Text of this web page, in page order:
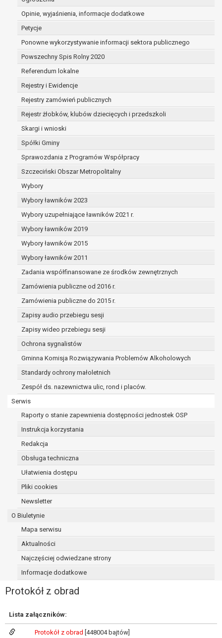
Opinie, wyjaśnienia, informacje dodatkowe
Petycje
Ponowne wykorzystywanie informacji sektora publicznego
Powszechny Spis Rolny 2020
Referendum lokalne
Rejestry i Ewidencje
Rejestry zamówień publicznych
Rejestr żłobków, klubów dziecięcych i przedszkoli
Skargi i wnioski
Spółki Gminy
Sprawozdania z Programów Współpracy
Szczeciński Obszar Metropolitalny
Wybory
Wybory ławników 2023
Wybory uzupełniające ławników 2021 r.
Wybory ławników 2019
Wybory ławników 2015
Wybory ławników 2011
Zadania współfinansowane ze środków zewnętrznych
Zamówienia publiczne od 2016 r.
Zamówienia publiczne do 2015 r.
Zapisy audio przebiegu sesji
Zapisy wideo przebiegu sesji
Ochrona sygnalistów
Gminna Komisja Rozwiązywania Problemów Alkoholowych
Standardy ochrony małoletnich
Zespół ds. nazewnictwa ulic, rond i placów.
Serwis
Raporty o stanie zapewnienia dostępności jednostek OSP
Instrukcja korzystania
Redakcja
Obsługa techniczna
Ułatwienia dostępu
Pliki cookies
Newsletter
O Biuletynie
Mapa serwisu
Aktualności
Najczęściej odwiedzane strony
Informacje dodatkowe
Protokół z obrad
Lista załączników:
Protokół z obrad [448004 bajtów]
dane są nieprawidłowe lub
niekompletne;
osobowych (tzw. prawo do bycia
zapomnianym) na podstawie art. 17 RODO,
w przypadku gdy:
dane nie są już niezbędne do celów,
sposób przetwarzane,
osoba, której dane dotyczą, wniosła
sprzeciw wobec przetwarzania
osoba, której dane dotyczą wycofała
osobowych, która jest podstawą
przetwarzania danych i nie ma innej
podstawy prawnej przetwarzania
dane osobowe przetwarzane są
niezgodnie z prawem,
dane osobowe muszą być usunięte w
celu wywiązania się z obowiązku
wynikającego z przepisów prawa;
prawo do żądania ograniczenia
przetwarzania danych osobowych na
podstawie art. 18 RODO, w przypadku gdy:
osoba, której dane dotyczą
kwestionuje prawidłowość danych
osobowych – na okres pozwalający
administratorowi sprawdzić
prawidłowość tych danych,
przetwarzanie danych jest niezgodne
z prawem, a osoba, której dane
dotyczą, sprzeciwia się usunięciu
danych, żądając w zamian ich
ograniczenia,
której dane dotyczą, potrzebuje ich do
ustalenia, obrony lub dochodzenia
osoba, której dane dotyczą, wniosła
sprzeciw wobec przetwarzania
danych - do czasu ustalenia czy
stronie administratora są nadrzędne
podstawie art. 20 RODO, w przypadku gdy
łącznie spełnione są następujące przesłanki:
przetwarzanie danych odbywa się na
podstawie umowy zawartej z osobą,
której dane dotyczą lub na podstawie
zgody wyrażonej przez tą osobę,
przetwarzanie odbywa się w sposób
prawo sprzeciwu wobec przetwarzania
danych na podstawie art. 21 RODO, wobec